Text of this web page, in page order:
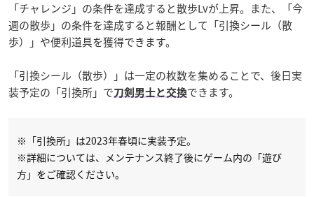
「チャレンジ」の条件を達成すると散歩Lvが上昇。また、「今
週の散歩」の条件を達成すると報酬として「引換シール（散
歩）」や便利道具を獲得できます。
「引換シール（散歩）」は一定の枚数を集めることで、後日実
装予定の「引換所」で刀剣男士と交換できます。
※「引換所」は2023年春頃に実装予定。
※詳細については、メンテナンス終了後にゲーム内の「遊び
方」をご確認ください。